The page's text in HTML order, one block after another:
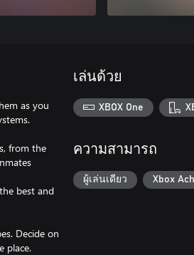
as you
from the
best and
Decide on
place.
เล่นด้วย
XBOX One
ความสามารถ
ผู้เล่นเดียว Xbox